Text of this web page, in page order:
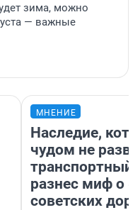
зима, можно
— важные
МНЕНИЕ
Наследие,
чудом не
транспортный
разнес миф о
советских